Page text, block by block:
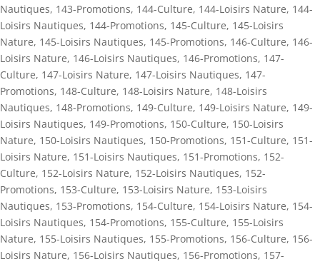
Nautiques, 143-Promotions, 144-Culture, 144-Loisirs Nature, 144-
Loisirs Nautiques, 144-Promotions, 145-Culture, 145-Loisirs
Nature, 145-Loisirs Nautiques, 145-Promotions, 146-Culture, 146-
Loisirs Nature, 146-Loisirs Nautiques, 146-Promotions, 147-
Culture, 147-Loisirs Nature, 147-Loisirs Nautiques, 147-
Promotions, 148-Culture, 148-Loisirs Nature, 148-Loisirs
Nautiques, 148-Promotions, 149-Culture, 149-Loisirs Nature, 149-
Loisirs Nautiques, 149-Promotions, 150-Culture, 150-Loisirs
Nature, 150-Loisirs Nautiques, 150-Promotions, 151-Culture, 151-
Loisirs Nature, 151-Loisirs Nautiques, 151-Promotions, 152-
Culture, 152-Loisirs Nature, 152-Loisirs Nautiques, 152-
Promotions, 153-Culture, 153-Loisirs Nature, 153-Loisirs
Nautiques, 153-Promotions, 154-Culture, 154-Loisirs Nature, 154-
Loisirs Nautiques, 154-Promotions, 155-Culture, 155-Loisirs
Nature, 155-Loisirs Nautiques, 155-Promotions, 156-Culture, 156-
Loisirs Nature, 156-Loisirs Nautiques, 156-Promotions, 157-